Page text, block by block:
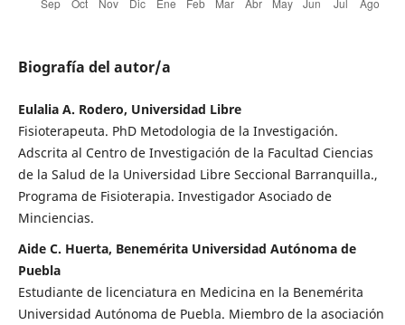
Biografía del autor/a
Eulalia A. Rodero, Universidad Libre
Fisioterapeuta. PhD Metodologia de la Investigación.
Adscrita al Centro de Investigación de la Facultad Ciencias
de la Salud de la Universidad Libre Seccional Barranquilla.,
Programa de Fisioterapia. Investigador Asociado de
Minciencias.
Aide C. Huerta, Benemérita Universidad Autónoma de
Puebla
Estudiante de licenciatura en Medicina en la Benemérita
Universidad Autónoma de Puebla. Miembro de la asociación